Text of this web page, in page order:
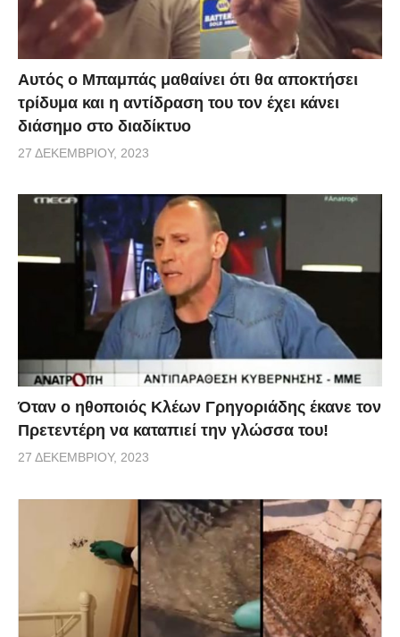
Αυτός ο Μπαμπάς μαθαίνει ότι θα αποκτήσει
τρίδυμα και η αντίδραση του τον έχει κάνει
διάσημο στο διαδίκτυο
27 ΔΕΚΕΜΒΡΊΟΥ, 2023
Όταν ο ηθοποιός Κλέων Γρηγοριάδης έκανε τον
Πρετεντέρη να καταπιεί την γλώσσα του!
27 ΔΕΚΕΜΒΡΊΟΥ, 2023